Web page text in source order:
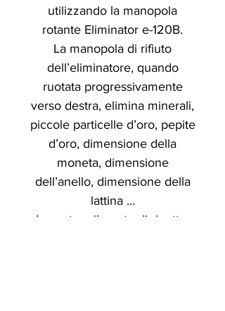
utilizzando la manopola
rotante Eliminator e-120B.
La manopola di rifiuto
dell’eliminatore, quando
ruotata progressivamente
verso destra, elimina minerali,
piccole particelle d’oro, pepite
d’oro, dimensione della
moneta, dimensione
dell’anello, dimensione della
lattina …
Impostare il punto di rigetto,